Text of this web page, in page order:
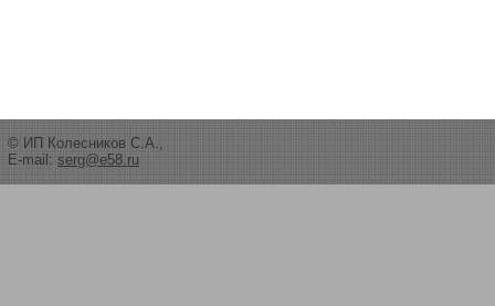
© ИП Колесников С.А.,
E-mail: serg@e58.ru